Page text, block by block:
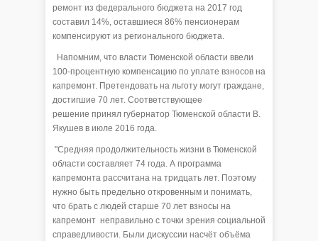
ремонт из федерального бюджета на 2017 год
составил 14%, оставшиеся 86% пенсионерам
компенсируют из регионального бюджета.
Напомним, что власти Тюменской области ввели
100-процентную компенсацию по уплате взносов на
капремонт. Претендовать на льготу могут граждане,
достигшие 70 лет. Соответствующее
решение принял губернатор Тюменской области В.
Якушев в июле 2016 года.
"Средняя продолжительность жизни в Тюменской
области составляет 74 года. А программа
капремонта рассчитана на тридцать лет. Поэтому
нужно быть предельно откровенным и понимать,
что брать с людей старше 70 лет взносы на
капремонт неправильно с точки зрения социальной
справедливости. Были дискуссии насчёт объёма